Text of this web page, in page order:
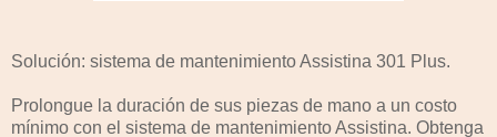
Solución: sistema de mantenimiento Assistina 301 Plus.
Prolongue la duración de sus piezas de mano a un costo
mínimo con el sistema de mantenimiento Assistina. Obtenga